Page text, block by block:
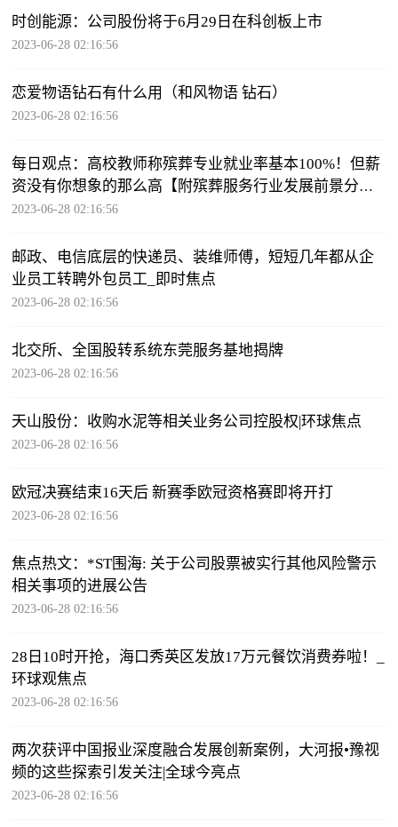
时创能源：公司股份将于6月29日在科创板上市
2023-06-28 02:16:56
恋爱物语钻石有什么用（和风物语 钻石）
2023-06-28 02:16:56
每日观点：高校教师称殡葬专业就业率基本100%！但薪
资没有你想象的那么高【附殡葬服务行业发展前景分
析】
2023-06-28 02:16:56
邮政、电信底层的快递员、装维师傅，短短几年都从企
业员工转聘外包员工_即时焦点
2023-06-28 02:16:56
北交所、全国股转系统东莞服务基地揭牌
2023-06-28 02:16:56
天山股份：收购水泥等相关业务公司控股权|环球焦点
2023-06-28 02:16:56
欧冠决赛结束16天后 新赛季欧冠资格赛即将开打
2023-06-28 02:16:56
焦点热文：*ST围海: 关于公司股票被实行其他风险警示
相关事项的进展公告
2023-06-28 02:16:56
28日10时开抢，海口秀英区发放17万元餐饮消费券啦！_
环球观焦点
2023-06-28 02:16:56
两次获评中国报业深度融合发展创新案例，大河报•豫视
频的这些探索引发关注|全球今亮点
2023-06-28 02:16:56